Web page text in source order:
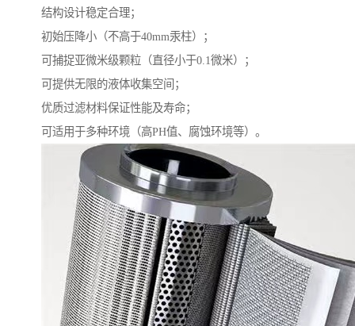
结构设计稳定合理；
初始压降小（不高于40mm汞柱）；
可捕捉亚微米级颗粒（直径小于0.1微米）；
可提供无限的液体收集空间；
优质过滤材料保证性能及寿命；
可适用于多种环境（高PH值、腐蚀环境等）。